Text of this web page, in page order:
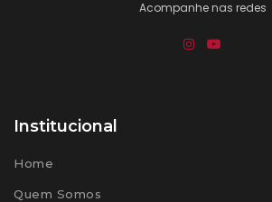
Acompanhe nas redes
Institucional
Home
Quem Somos